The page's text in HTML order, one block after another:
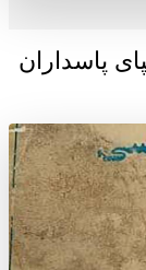
پاسداران